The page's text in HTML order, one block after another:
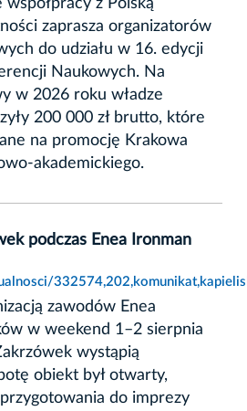
z Polską
zaprasza organizatorów
do udziału w 16. edycji
Naukowych. Na
w 2026 roku władze
200 000 zł brutto, które
na promocję Krakowa
akademickiego.
podczas Enea Ironman
zawodów Enea
w weekend 1–2 sierpnia
wystąpią
obiekt był otwarty,
do imprezy